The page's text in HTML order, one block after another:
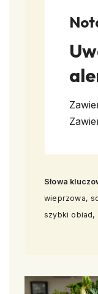
Słowa
wieprzowa,
szybki obiad,